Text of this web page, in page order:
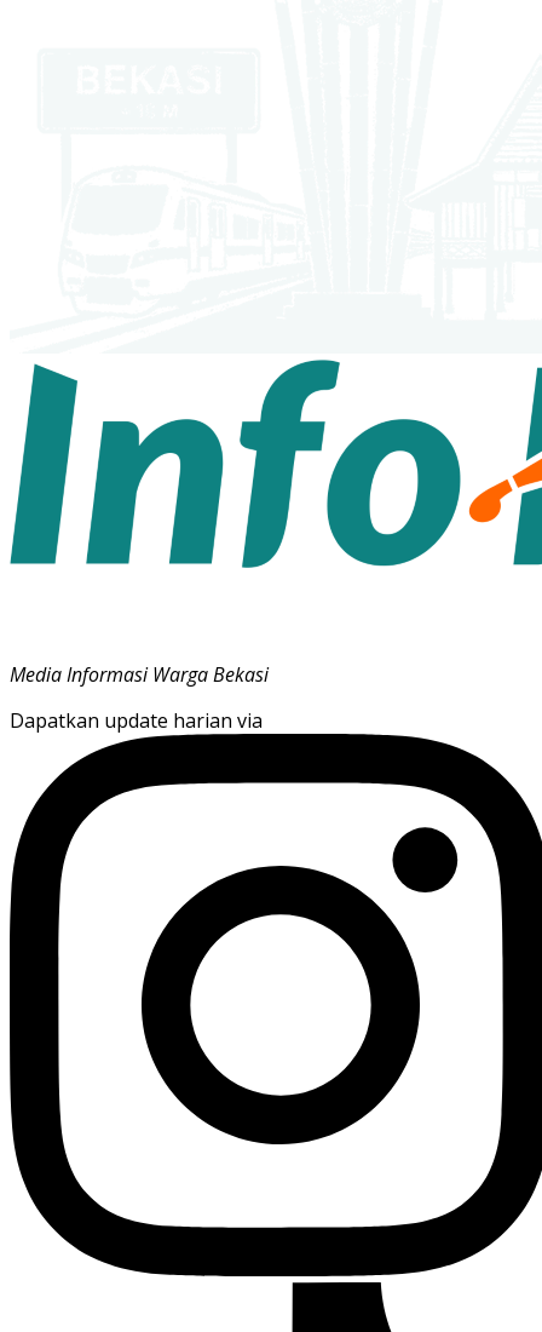
Media Informasi Warga Bekasi
Dapatkan update harian via